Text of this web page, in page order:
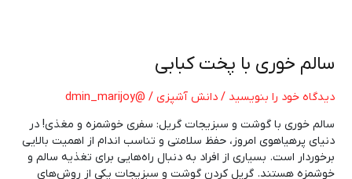
سالم خوری با پخت کبابی
دیدگاه‌ خود را بنویسید /دانش آشپزی /
@dmin_marijoy
سالم خوری با گوشت و سبزیجات گریل: سفری خوشمزه و مغذی! در
دنیای پرهیاهوی امروز، حفظ سلامتی و تناسب اندام از اهمیت بالایی
برخوردار است. بسیاری از افراد به دنبال راه‌هایی برای تغذیه سالم و
خوشمزه هستند. گریل کردن گوشت و سبزیجات یکی از روش‌های
سالم
با
کبابی